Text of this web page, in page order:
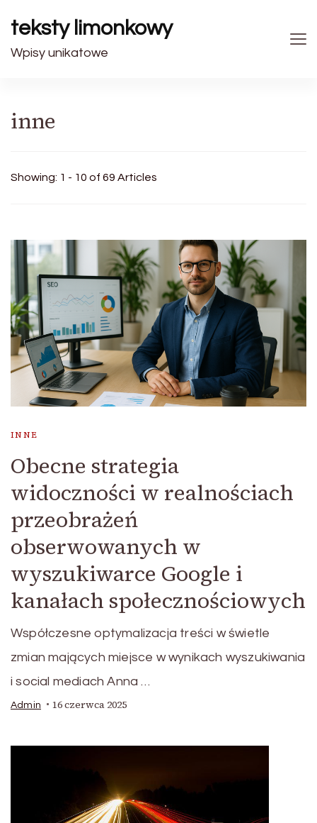
teksty limonkowy
Wpisy unikatowe
inne
Showing: 1 - 10 of 69 Articles
INNE
Obecne strategia
widoczności w realnościach
przeobrażeń
obserwowanych w
wyszukiwarce Google i
kanałach społecznościowych
Współczesne optymalizacja treści w świetle
zmian mających miejsce w wynikach wyszukiwania
i social mediach Anna …
Admin 16 czerwca 2025